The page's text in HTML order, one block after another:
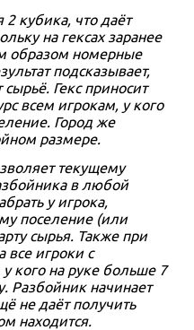
кубика, что даёт
на гексах заранее
образом номерные
подсказывает,
Гекс приносит
всем игрокам, у кого
Город же
размере.
текущему
в любой
у игрока,
поселение (или
сырья. Также при
все игроки с
кого на руке больше 7
Разбойник начинает
не даёт получить
находится.